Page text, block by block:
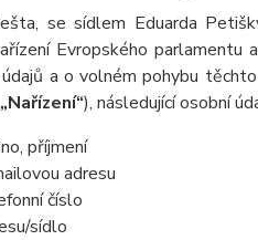
se sídlem Eduarda
Evropského
a o volném pohybu
„Nařízení“), následující osobní
příjmení
adresu
číslo
sídlo